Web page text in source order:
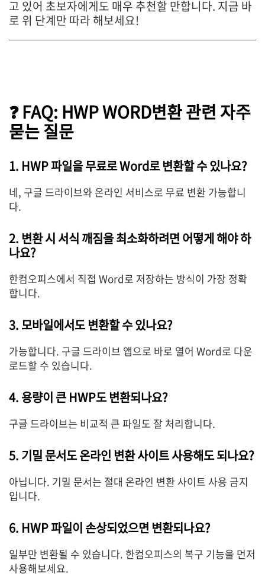
고 있어 초보자에게도 매우 추천할 만합니다. 지금 바
로 위 단계만 따라 해보세요!
❓ FAQ: HWP WORD변환 관련 자주
묻는 질문
1. HWP 파일을 무료로 Word로 변환할 수 있나요?
네, 구글 드라이브와 온라인 서비스로 무료 변환 가능합니
다.
2. 변환 시 서식 깨짐을 최소화하려면 어떻게 해야 하
나요?
한컴오피스에서 직접 Word로 저장하는 방식이 가장 정확
합니다.
3. 모바일에서도 변환할 수 있나요?
가능합니다. 구글 드라이브 앱으로 바로 열어 Word로 다운
로드할 수 있습니다.
4. 용량이 큰 HWP도 변환되나요?
구글 드라이브는 비교적 큰 파일도 잘 처리합니다.
5. 기밀 문서도 온라인 변환 사이트 사용해도 되나요?
아닙니다. 기밀 문서는 절대 온라인 변환 사이트 사용 금지
입니다.
6. HWP 파일이 손상되었으면 변환되나요?
일부만 변환될 수 있습니다. 한컴오피스의 복구 기능을 먼저
사용해보세요.